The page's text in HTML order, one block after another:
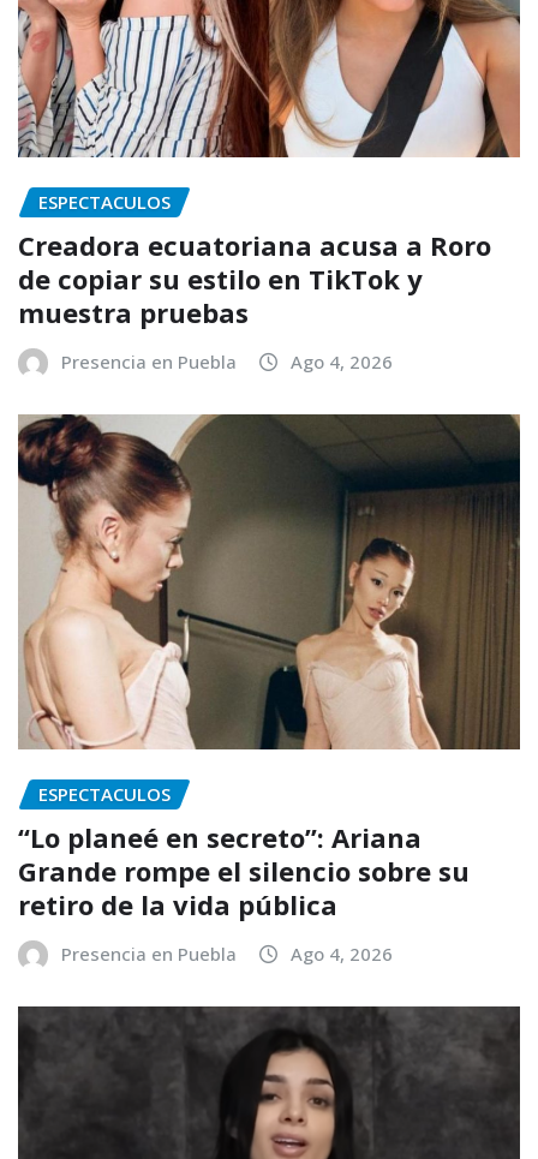
ESPECTACULOS
Creadora ecuatoriana acusa a Roro
de copiar su estilo en TikTok y
muestra pruebas
Presencia en Puebla Ago 4, 2026
ESPECTACULOS
“Lo planeé en secreto”: Ariana
Grande rompe el silencio sobre su
retiro de la vida pública
Presencia en Puebla Ago 4, 2026